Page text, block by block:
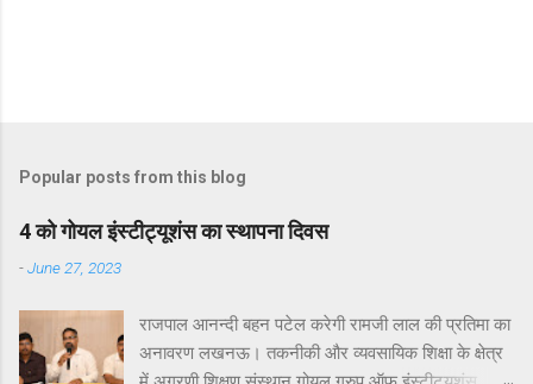
Popular posts from this blog
4 को गोयल इंस्टीट्यूशंस का स्थापना दिवस
-June 27, 2023
राजपाल आनन्दी बहन पटेल करेगी रामजी लाल की प्रतिमा का
अनावरण लखनऊ। तकनीकी और व्यवसायिक शिक्षा के क्षेत्र